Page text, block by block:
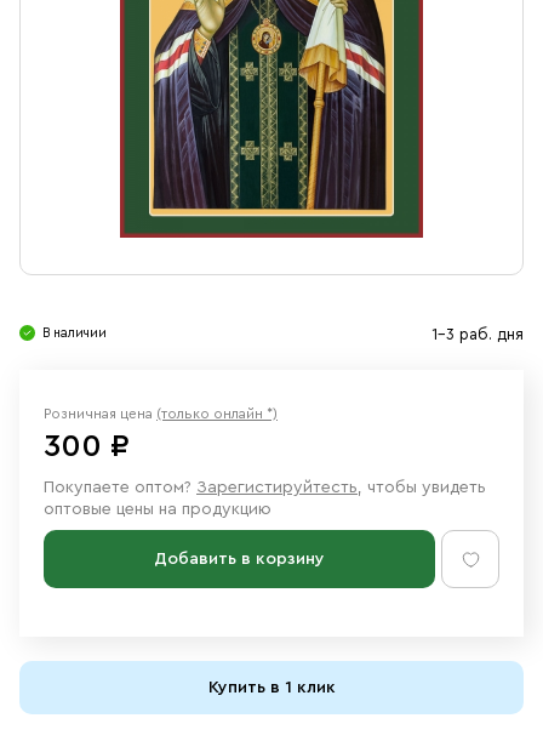
Ювелирные изделия
В наличии 1-3 раб. дня
Розничная цена (только онлайн *)
300 ₽
Покупаете оптом? Зарегистируйтесть, чтобы увидеть
оптовые цены на продукцию
Добавить в корзину
Купить в 1 клик